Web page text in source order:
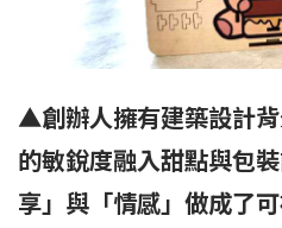
▲創辦人擁有建築設計
的敏銳度融入甜點與包
享」與「情感」做成了